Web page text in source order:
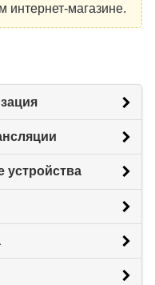
магазине.